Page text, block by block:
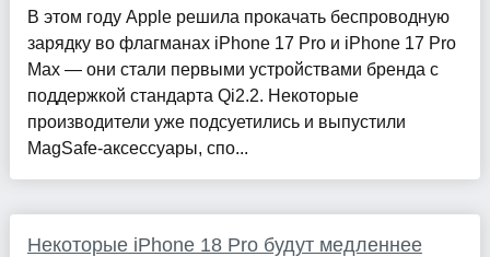
В этом году Apple решила прокачать беспроводную
зарядку во флагманах iPhone 17 Pro и iPhone 17 Pro
Max — они стали первыми устройствами бренда с
поддержкой стандарта Qi2.2. Некоторые
производители уже подсуетились и выпустили
MagSafe-аксессуары, спо...
Некоторые iPhone 18 Pro будут медленнее